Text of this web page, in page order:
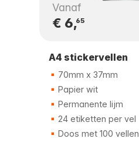
Vanaf
€ 6,65
A4 stickervellen
70mm x 37mm
Papier wit
Permanente lijm
24 etiketten per vel
Doos met 100 vellen